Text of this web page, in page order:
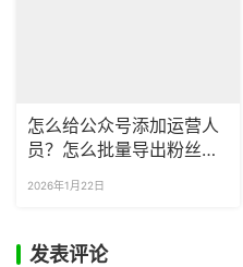
怎么给公众号添加运营人
员？怎么批量导出粉丝留
2026年1月22日
发表评论